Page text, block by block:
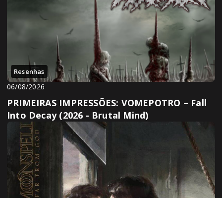
Resenhas
06/08/2026
PRIMEIRAS IMPRESSÕES: VOMEPOTRO – Fall
Into Decay (2026 - Brutal Mind)